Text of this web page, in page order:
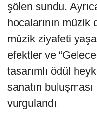
şölen sundu.
hocalarının
müzik ziyafeti
efektler ve
tasarımlı ödül
sanatın
vurgulandı.